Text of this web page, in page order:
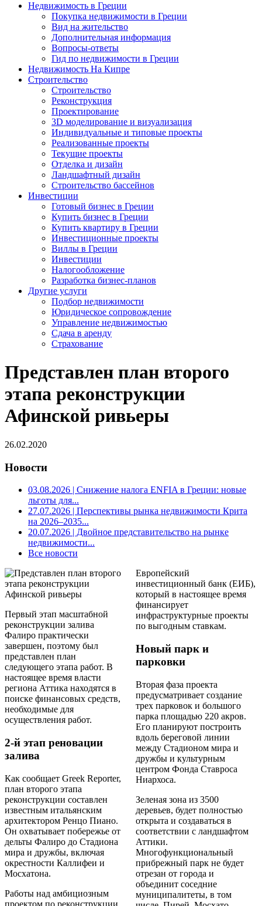
Недвижимость в Греции
Покупка недвижимости в Греции
Вид на жительство
Дополнительная информация
Вопросы-ответы
Гид по недвижимости в Греции
Недвижимость На Кипре
Строительство
Строительство
Реконструкция
Проектирование
3D моделирование и визуализация
Индивидуальные и типовые проекты
Реализованные проекты
Текущие проекты
Отделка и дизайн
Ландшафтный дизайн
Строительство бассейнов
Инвестиции
Готовый бизнес в Греции
Купить бизнес в Греции
Купить квартиру в Греции
Инвестиционные проекты
Виллы в Греции
Инвестиции
Налогообложение
Разработка бизнес-планов
Другие услуги
Подбор недвижимости
Юридическое сопровождение
Управление недвижимостью
Сдача в аренду
Страхование
Представлен план второго
этапа реконструкции
Афинской ривьеры
26.02.2020
Новости
03.08.2026 | Снижение налога ENFIA в Греции: новые
льготы для...
27.07.2026 | Перспективы рынка недвижимости Крита
на 2026–2035...
20.07.2026 | Двойное представительство на рынке
недвижимости...
Все новости
Первый этап масштабной
реконструкции залива
Фалиро практически
завершен, поэтому был
представлен план
следующего этапа работ. В
настоящее время власти
региона Аттика находятся в
поиске финансовых средств,
необходимые для
осуществления работ.
2-й этап реновации
залива
Как сообщает Greek Reporter,
план второго этапа
реконструкции составлен
известным итальянским
архитектором Ренцо Пиано.
Он охватывает побережье от
дельты Фалиро до Стадиона
мира и дружбы, включая
окрестности Каллифеи и
Мосхатона.
Работы над амбициозным
проектом по реконструкции
Европейский
инвестиционный банк (ЕИБ),
который в настоящее время
финансирует
инфраструктурные проекты
по выгодным ставкам.
Новый парк и
парковки
Вторая фаза проекта
предусматривает создание
трех парковок и большого
парка площадью 220 акров.
Его планируют построить
вдоль береговой линии
между Стадионом мира и
дружбы и культурным
центром Фонда Ставроса
Ниархоса.
Зеленая зона из 3500
деревьев, будет полностью
открыта и создаваться в
соответствии с ландшафтом
Аттики.
Многофункциональный
прибрежный парк не будет
отрезан от города и
объединит соседние
муниципалитеты, в том